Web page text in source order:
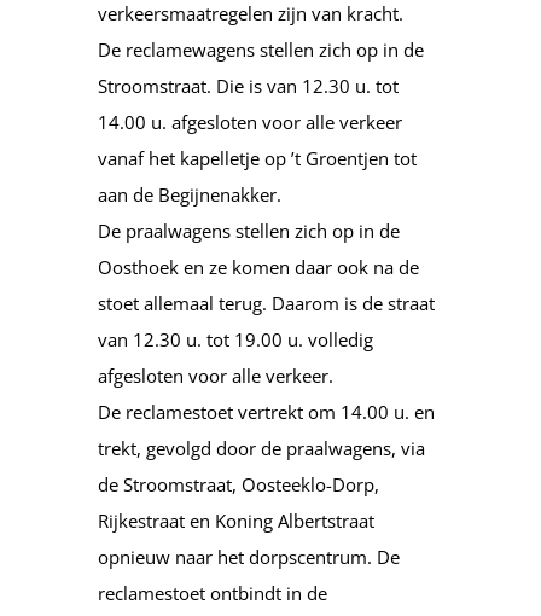
verkeersmaatregelen zijn van kracht.
De reclamewagens stellen zich op in de
Stroomstraat. Die is van 12.30 u. tot
14.00 u. afgesloten voor alle verkeer
vanaf het kapelletje op ’t Groentjen tot
aan de Begijnenakker.
De praalwagens stellen zich op in de
Oosthoek en ze komen daar ook na de
stoet allemaal terug. Daarom is de straat
van 12.30 u. tot 19.00 u. volledig
afgesloten voor alle verkeer.
De reclamestoet vertrekt om 14.00 u. en
trekt, gevolgd door de praalwagens, via
de Stroomstraat, Oosteeklo-Dorp,
Rijkestraat en Koning Albertstraat
opnieuw naar het dorpscentrum. De
reclamestoet ontbindt in de